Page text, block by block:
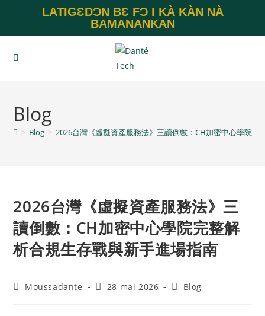
LATIGƐDƆN BƐ FƆ I KÀ KÀN NÀ
BAMANANKAN
Blog
> Blog > 2026台灣《虛擬資產服務法》三讀倒數：CH加密中心學院完
2026台灣《虛擬資產服務法》三
讀倒數：CH加密中心學院完整解
析合規生存戰與新手進場指南
Moussadante 28 mai 2026 Blog